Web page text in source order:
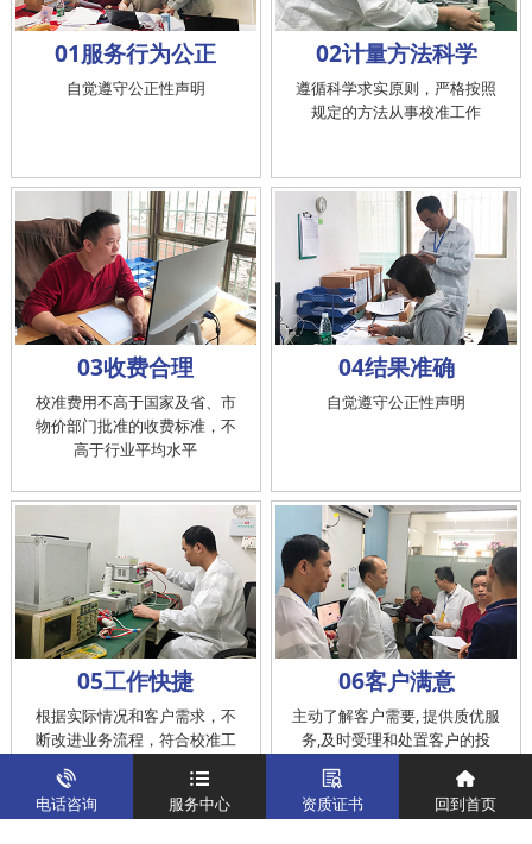
01服务行为公正
自觉遵守公正性声明
02计量方法科学
遵循科学求实原则，严格按照
规定的方法从事校准工作
03收费合理
校准费用不高于国家及省、市
物价部门批准的收费标准，不
高于行业平均水平
04结果准确
自觉遵守公正性声明
05工作快捷
根据实际情况和客户需求，不
断改进业务流程，符合校准工
作在服务的时间标准内完成
06客户满意
主动了解客户需要, 提供质优服
务,及时受理和处置客户的投
诉，提供快捷、方便的后续服
电话咨询 服务中心 资质证书 回到首页